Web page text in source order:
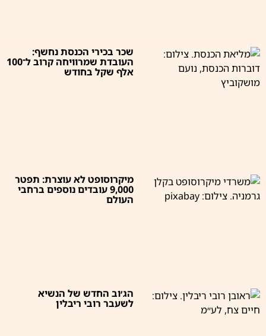
שכר בכירי הכנסת נחשף:
העובדת שמרוויחה קרוב ל־100
אלף שקל בחודש
מיקרוסופט לא עוצרת: תפטר
9,000 עובדים נוספים ברחבי
העולם
הג׳וב החדש של הנשיא
לשעבר רובי ריבלין